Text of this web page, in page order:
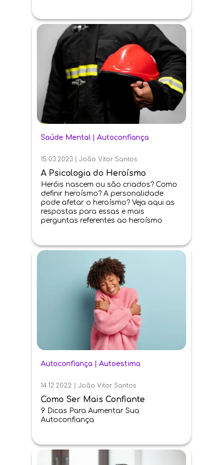
Saúde Mental Autoconfiança
15.03.2023 João Vitor Santos
A Psicologia do Heroísmo
Heróis nascem ou são criados? Como
definir heroísmo? A personalidade
pode afetar o heroísmo? Veja aqui as
respostas para essas e mais
perguntas referentes ao heroísmo
Autoconfiança | Autoestima
14.12.2022 João Vitor Santos
Como Ser Mais Confiante
9 Dicas Para Aumentar Sua
Autoconfiança